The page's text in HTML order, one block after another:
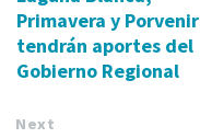
Primavera y Porvenir
tendrán aportes del
Gobierno Regional
Next